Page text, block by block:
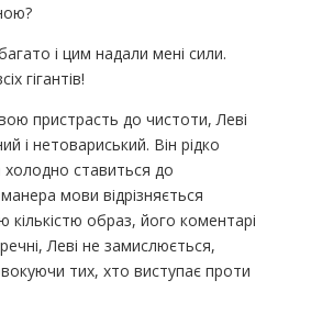
і цим надали мені сили.
гігантів!
пристрасть до чистоти, Леві
і нетовариський. Він рідко
холодно ставиться до
мови відрізняється
кількістю образ, його коментарі
Леві не замислюється,
тих, хто виступає проти